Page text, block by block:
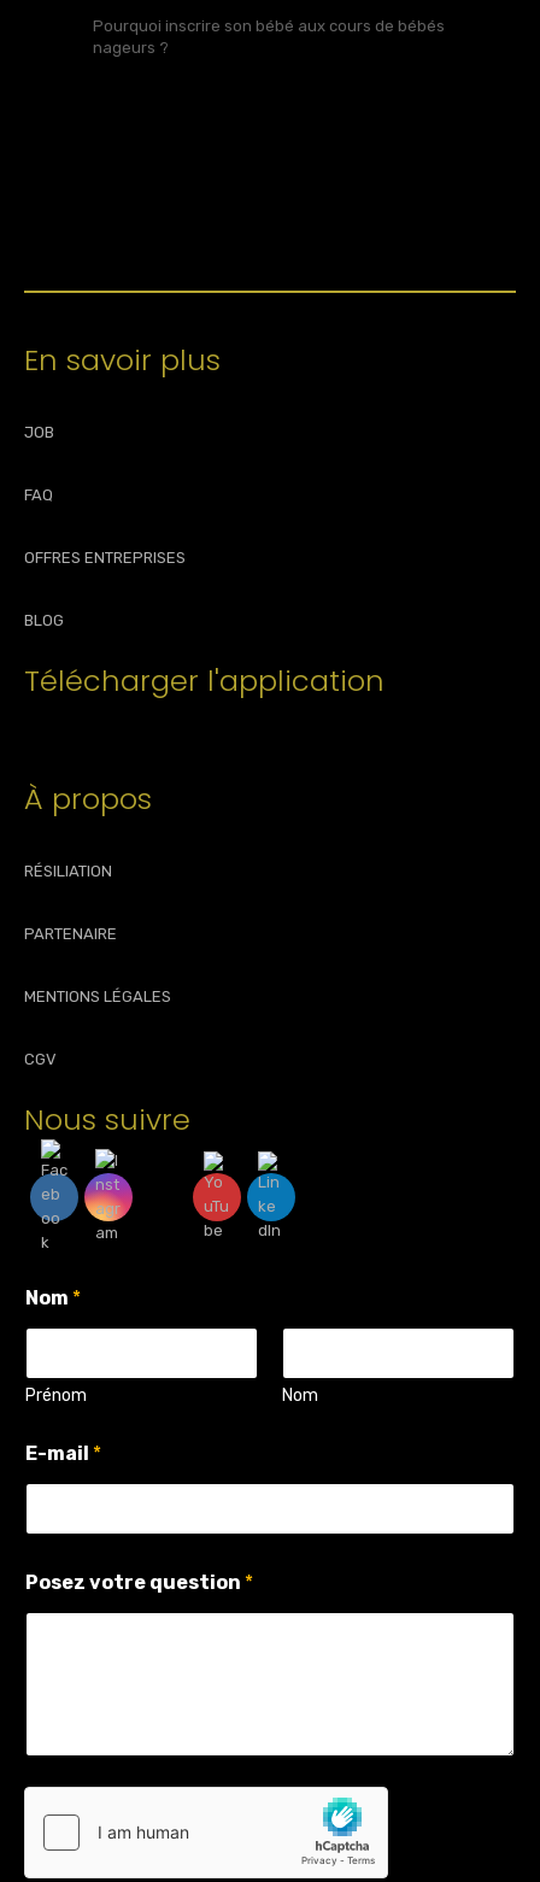
Pourquoi inscrire son bébé aux cours de bébés
nageurs ?
En savoir plus
JOB
FAQ
OFFRES ENTREPRISES
BLOG
Télécharger l'application
À propos
RÉSILIATION
PARTENAIRE
MENTIONS LÉGALES
CGV
Nous suivre
Nom *
Prénom Nom
E-mail *
o
m
s
Posez votre question *